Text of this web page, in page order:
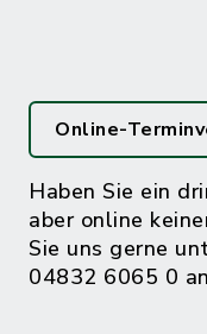
Online-
Haben Sie ein
aber online
Sie uns gerne
04832 6065 0